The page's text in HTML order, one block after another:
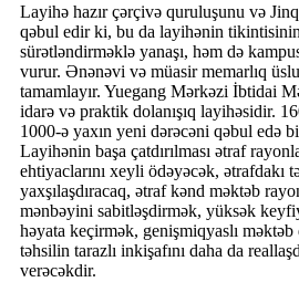
Layihə hazır çərçivə quruluşunu və
qəbul edir ki, bu da layihənin tikintisinin
sürətləndirməklə yanaşı, həm də
vurur. Ənənəvi və müasir memarlıq
tamamlayır. Yuegang Mərkəzi İbtidai
idarə və praktik dolanışıq layihəsidir.
1000-ə yaxın yeni dərəcəni qəbul edə
Layihənin başa çatdırılması ətraf
ehtiyaclarını xeyli ödəyəcək, ətrafdakı
yaxşılaşdıracaq, ətraf kənd məktəb
mənbəyini sabitləşdirmək, yüksək
həyata keçirmək, genişmiqyaslı məktəb
təhsilin tarazlı inkişafını daha da
verəcəkdir.